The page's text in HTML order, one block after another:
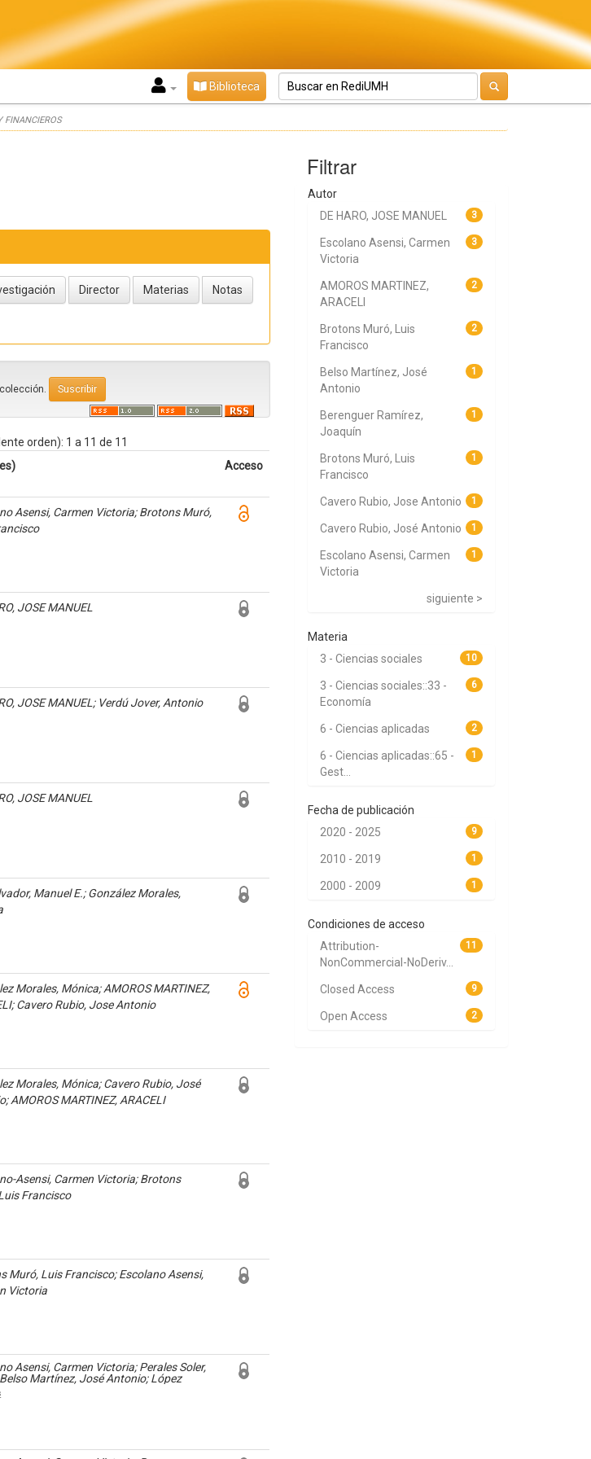
Biblioteca
FINANCIEROS
orden): 1 a 11 de 11
Acceso
Asensi, Carmen Victoria; Brotons Muró,
JOSE MANUEL
JOSE MANUEL; Verdú Jover, Antonio
JOSE MANUEL
Manuel E.; González Morales,
Morales, Mónica; AMOROS MARTINEZ,
Cavero Rubio, Jose Antonio
Morales, Mónica; Cavero Rubio, José
AMOROS MARTINEZ, ARACELI
Asensi, Carmen Victoria; Brotons
Francisco
Muró, Luis Francisco; Escolano Asensi,
Victoria
Asensi, Carmen Victoria; Perales Soler,
Martínez, José Antonio; López
María José
Filtrar
Autor
3
DE HARO, JOSE MANUEL
3
Escolano Asensi, Carmen
Victoria
2
AMOROS MARTINEZ,
ARACELI
2
Brotons Muró, Luis
Francisco
1
Belso Martínez, José
Antonio
1
Berenguer Ramírez,
Joaquín
1
Brotons Muró, Luis
Francisco
1
Cavero Rubio, Jose Antonio
1
Cavero Rubio, José Antonio
1
Escolano Asensi, Carmen
Victoria
siguiente >
Materia
10
3 - Ciencias sociales
6
3 - Ciencias sociales::33 -
Economía
2
6 - Ciencias aplicadas
1
6 - Ciencias aplicadas::65 -
Gest...
Fecha de publicación
9
2020 - 2025
1
2010 - 2019
1
2000 - 2009
Condiciones de acceso
11
Attribution-
NonCommercial-NoDeriv...
9
Closed Access
2
Open Access